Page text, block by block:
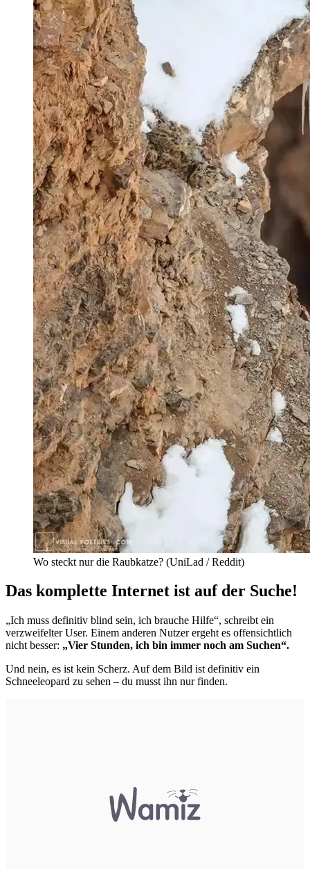
Wo steckt nur die Raubkatze? (UniLad / Reddit)
Das komplette Internet ist auf der Suche!
„Ich muss definitiv blind sein, ich brauche Hilfe“, schreibt ein
verzweifelter User. Einem anderen Nutzer ergeht es offensichtlich
nicht besser: „Vier Stunden, ich bin immer noch am Suchen“.
Und nein, es ist kein Scherz. Auf dem Bild ist definitiv ein
Schneeleopard zu sehen – du musst ihn nur finden.